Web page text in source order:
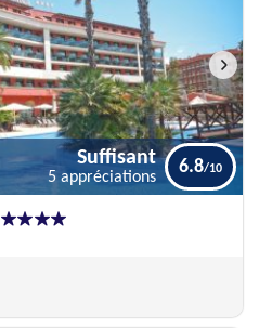
Suffisant
5 appréciations
6.8